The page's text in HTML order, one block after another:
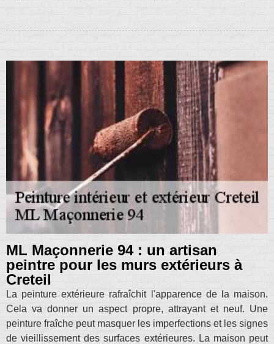
ML Maçonnerie 94 : un artisan
peintre pour les murs extérieurs à
Creteil
La peinture extérieure rafraîchit l'apparence de la maison.
Cela va donner un aspect propre, attrayant et neuf. Une
peinture fraîche peut masquer les imperfections et les signes
de vieillissement des surfaces extérieures. La maison peut